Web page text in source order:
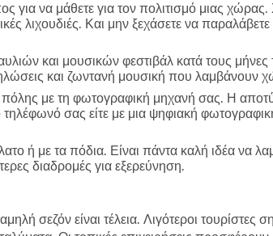
για να μάθετε για τον πολιτισμό μιας
λιχουδιές. Και μην ξεχάσετε να
και μουσικών φεστιβάλ κατά τους μήνες
και ζωντανή μουσική που λαμβάνουν
πόλης με τη φωτογραφική μηχανή σας. Η
τηλέφωνό σας είτε με μια ψηφιακή
ή με τα πόδια. Είναι πάντα καλή ιδέα να
διαδρομές για εξερεύνηση.
σεζόν είναι τέλεια. Λιγότεροι τουρίστες